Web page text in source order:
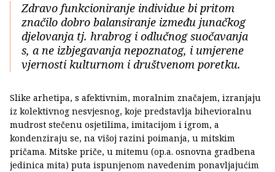
Zdravo funkcioniranje individue bi pritom
značilo dobro balansiranje između junačkog
djelovanja tj. hrabrog i odlučnog suočavanja
s, a ne izbjegavanja nepoznatog, i umjerene
vjernosti kulturnom i društvenom poretku.
Slike arhetipa, s afektivnim, moralnim značajem, izranjaju
iz kolektivnog nesvjesnog, koje predstavlja bihevioralnu
mudrost stečenu osjetilima, imitacijom i igrom, a
kondenziraju se, na višoj razini poimanja, u mitskim
pričama. Mitske priče, u mitemu (op.a. osnovna gradbena
jedinica mita) puta ispunjenom navedenim ponavljajućim